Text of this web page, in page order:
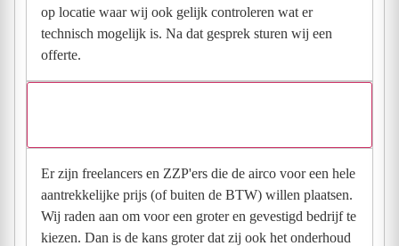
op locatie waar wij ook gelijk controleren wat er
technisch mogelijk is. Na dat gesprek sturen wij een
offerte.
Er zijn freelancers en ZZP'ers die de airco voor een hele
aantrekkelijke prijs (of buiten de BTW) willen plaatsen.
Wij raden aan om voor een groter en gevestigd bedrijf te
kiezen. Dan is de kans groter dat zij ook het onderhoud